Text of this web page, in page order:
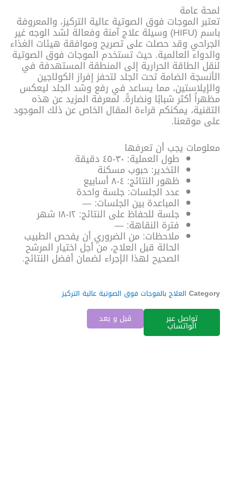
لمحة عامة
تعتبر الموجات فوق الصوتية عالية التركيز، والمعروفة
باسم (HIFU) وسيلة علاج آمنة وفعالة لشد الوجه غير
الجراحي وقد حصلت على تصريح وموافقة هيئات الغذاء
والدواء العالمية. حيث تستخدم الموجات فوق الصوتية
لنقل الطاقة الحرارية إلى المنطقة المستهدفة في
الأنسجة الضامة تحت الجلد لتحفز إفراز الكولاجين
والإيلاستين، مما يساعد في رفع وشد الجلد ليعكس
مظهراً أكثر شبابًا ونضارةً. لمعرفة المزيد عن هذه
التقنية، يمكنكم قراءة المقال الخاص عن ذلك الموجود
على موقعنا.
معلومات يجب أن تعرفها
طول العملية: ٣٠-٤٥ دقيقة
التخدير: حبوب مسكنة
ظهور النتائج: ٤-٨ أسابيع
عدد الجلسات: جلسة واحدة
المباعدة بين الجلسات: —
جلسة للحفاظ على النتائج: ١٢-١٨ شهر
فترة النقاهة: —
ملاحظات: من الضروري أن يفحص الطبيب
الحالة قبل العلاج، من أجل اختيار المرشح
الصحيح لهذا الإجراء لضمان أفضل النتائج.
Category العلاج بالموجات فوق الصوتية عالية التركيز
تواصل عبر
الواتساب
قبل و بعد